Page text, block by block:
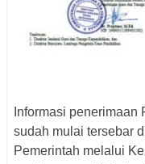
Informasi penerimaan
sudah mulai tersebar
Pemerintah melalui